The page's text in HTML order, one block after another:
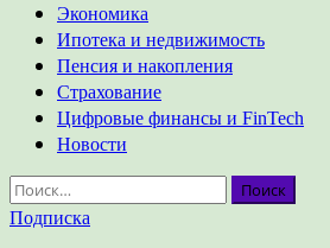
Экономика
Ипотека и недвижимость
Пенсия и накопления
Страхование
Цифровые финансы и FinTech
Новости
Найти:
Подписка